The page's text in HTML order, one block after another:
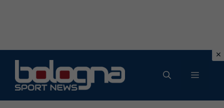
contenuto
MENU